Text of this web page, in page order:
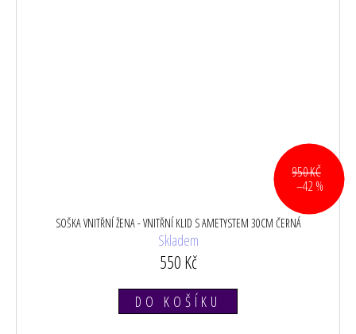
950 KČ
–42 %
SOŠKA VNITŘNÍ ŽENA - VNITŘNÍ KLID S AMETYSTEM 30CM ČERNÁ
Skladem
550 Kč
DO KOŠÍKU